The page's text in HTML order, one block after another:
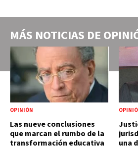
MÁS NOTICIAS DE
OPINIÓN
Las nueve conclusiones
que marcan el rumbo de la
transformación educativa
una